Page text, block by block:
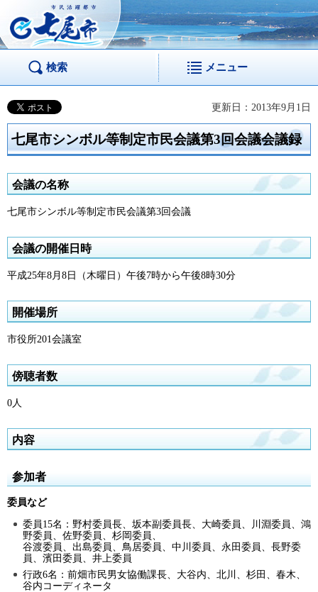
市民活躍都市 七尾
市
検索 メニュー
更新日：2013年9月1日
七尾市シンボル等制定市民会議第3回会議会議録
会議の名称
七尾市シンボル等制定市民会議第3回会議
会議の開催日時
平成25年8月8日（木曜日）午後7時から午後8時30分
開催場所
市役所201会議室
傍聴者数
0人
内容
参加者
委員など
委員15名：野村委員長、坂本副委員長、大崎委員、川淵委員、鴻
野委員、佐野委員、杉岡委員、
谷渡委員、出島委員、鳥居委員、中川委員、永田委員、長野委
員、濱田委員、井上委員
行政6名：前畑市民男女協働課長、大谷内、北川、杉田、春木、
谷内コーディネータ